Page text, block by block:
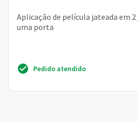
Aplicação de película jateada em 2
uma porta
Pedido atendido